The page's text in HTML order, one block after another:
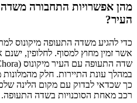
מהן אפשרויות התחבורה משדה
העיר?
כדי להגיע משדה התעופה מיקונוס
אשר זמין מחוץ למסוף. לחלופין,
במהלך עונת התיירות. חלק
כך שכדאי לבדוק עם מקום הלינה
רכב מאחת הסוכנויות בשדה התעופה.